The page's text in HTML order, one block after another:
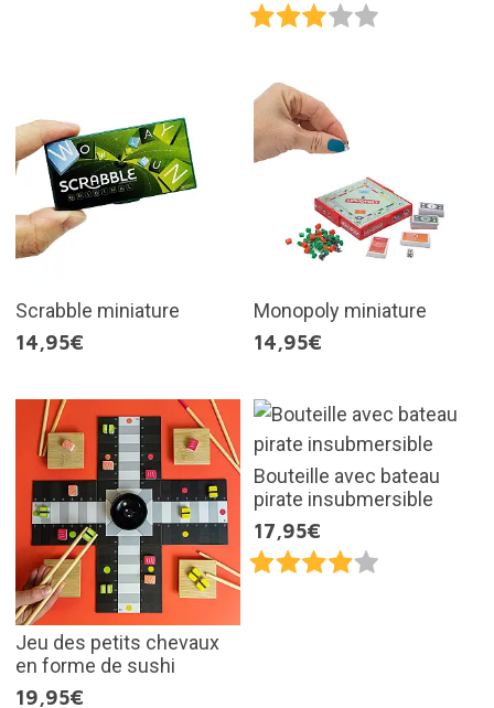
Scrabble miniature
14,95€
Monopoly miniature
14,95€
Jeu des petits chevaux
en forme de sushi
19,95€
Bouteille avec bateau
pirate insubmersible
17,95€